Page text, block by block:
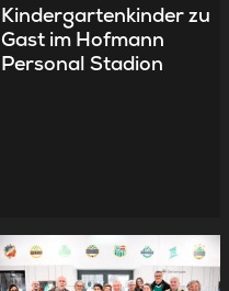
Kindergartenkinder zu
Gast im Hofmann
Personal Stadion